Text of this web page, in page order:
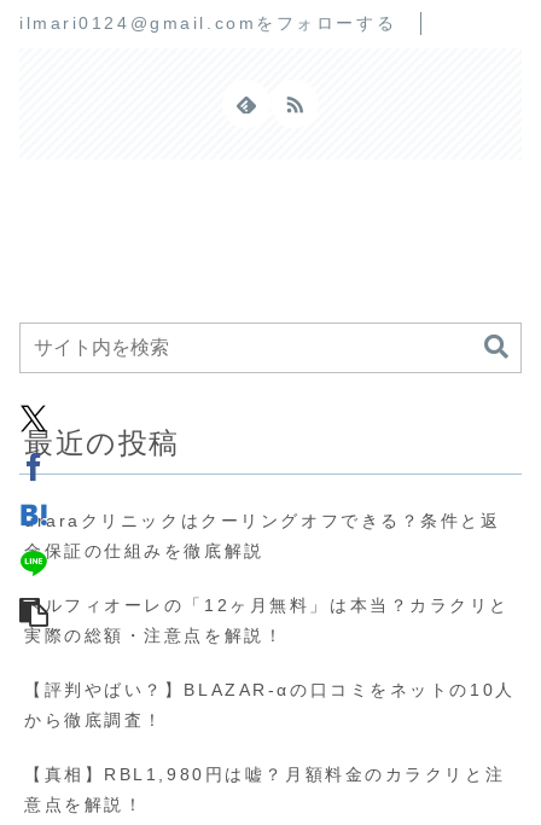
ilmari0124@gmail.comをフォローする
最近の投稿
uraraクリニックはクーリングオフできる？条件と返
金保証の仕組みを徹底解説
ベルフィオーレの「12ヶ月無料」は本当？カラクリと
実際の総額・注意点を解説！
【評判やばい？】BLAZAR-αの口コミをネットの10人
から徹底調査！
【真相】RBL1,980円は嘘？月額料金のカラクリと注
意点を解説！